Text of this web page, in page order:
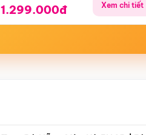
1.299.000đ Xem chi tiết